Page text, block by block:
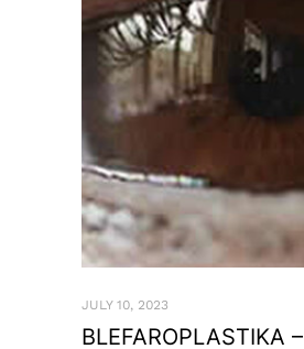
JULY 10, 2023
BLEFAROPLASTIKA –